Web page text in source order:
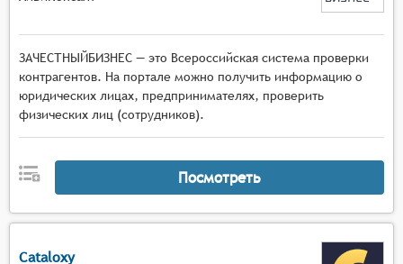
ЗАЧЕСТНЫЙБИЗНЕС — это Всероссийская система проверки
контрагентов. На портале можно получить информацию о
юридических лицах, предпринимателях, проверить
физических лиц (сотрудников).
Посмотреть
Cataloxy